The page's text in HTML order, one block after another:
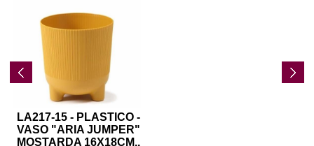
LA217-15 - PLASTICO -
VASO "ARIA JUMPER"
MOSTARDA 16X18CM..